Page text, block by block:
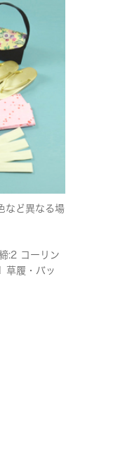
など異なる場
:2 コーリン
草履・バッ